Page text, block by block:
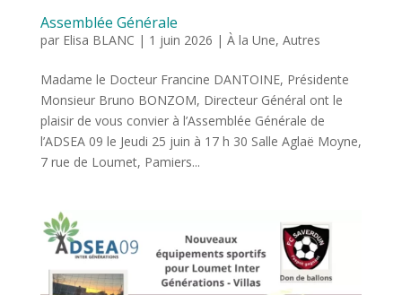
Assemblée Générale
par Elisa BLANC | 1 juin 2026 | À la Une, Autres
Madame le Docteur Francine DANTOINE, Présidente
Monsieur Bruno BONZOM, Directeur Général ont le
plaisir de vous convier à l’Assemblée Générale de
l’ADSEA 09 le Jeudi 25 juin à 17 h 30 Salle Aglaë Moyne,
7 rue de Loumet, Pamiers...